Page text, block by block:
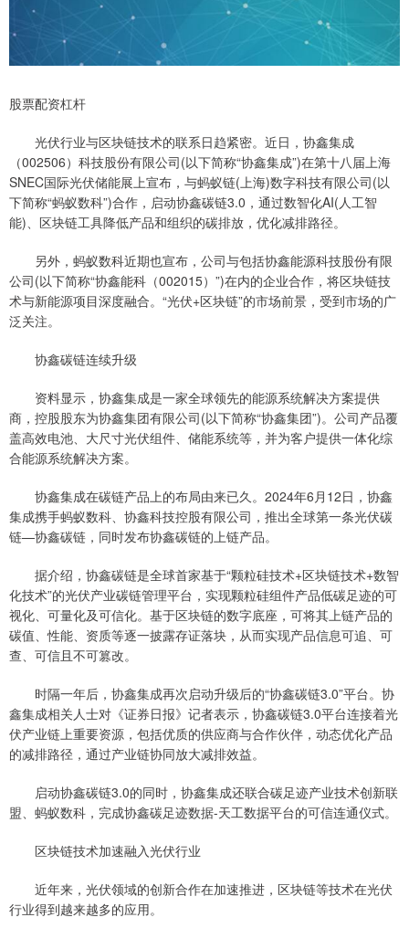
股票配资杠杆
光伏行业与区块链技术的联系日趋紧密。近日，协鑫集成
（002506）科技股份有限公司(以下简称“协鑫集成”)在第十八届上海
SNEC国际光伏储能展上宣布，与蚂蚁链(上海)数字科技有限公司(以
下简称“蚂蚁数科”)合作，启动协鑫碳链3.0，通过数智化AI(人工智
能)、区块链工具降低产品和组织的碳排放，优化减排路径。
另外，蚂蚁数科近期也宣布，公司与包括协鑫能源科技股份有限
公司(以下简称“协鑫能科（002015）”)在内的企业合作，将区块链技
术与新能源项目深度融合。“光伏+区块链”的市场前景，受到市场的广
泛关注。
协鑫碳链连续升级
资料显示，协鑫集成是一家全球领先的能源系统解决方案提供
商，控股股东为协鑫集团有限公司(以下简称“协鑫集团”)。公司产品覆
盖高效电池、大尺寸光伏组件、储能系统等，并为客户提供一体化综
合能源系统解决方案。
协鑫集成在碳链产品上的布局由来已久。2024年6月12日，协鑫
集成携手蚂蚁数科、协鑫科技控股有限公司，推出全球第一条光伏碳
链—协鑫碳链，同时发布协鑫碳链的上链产品。
据介绍，协鑫碳链是全球首家基于“颗粒硅技术+区块链技术+数智
化技术”的光伏产业碳链管理平台，实现颗粒硅组件产品低碳足迹的可
视化、可量化及可信化。基于区块链的数字底座，可将其上链产品的
碳值、性能、资质等逐一披露存证落块，从而实现产品信息可追、可
查、可信且不可篡改。
时隔一年后，协鑫集成再次启动升级后的“协鑫碳链3.0”平台。协
鑫集成相关人士对《证券日报》记者表示，协鑫碳链3.0平台连接着光
伏产业链上重要资源，包括优质的供应商与合作伙伴，动态优化产品
的减排路径，通过产业链协同放大减排效益。
启动协鑫碳链3.0的同时，协鑫集成还联合碳足迹产业技术创新联
盟、蚂蚁数科，完成协鑫碳足迹数据-天工数据平台的可信连通仪式。
区块链技术加速融入光伏行业
近年来，光伏领域的创新合作在加速推进，区块链等技术在光伏
行业得到越来越多的应用。